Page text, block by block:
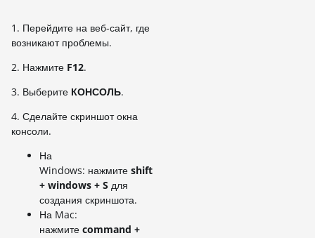
1. Перейдите на веб-сайт, где
возникают проблемы.
2. Нажмите F12.
3. Выберите КОНСОЛЬ.
4. Сделайте скриншот окна
консоли.
На
Windows: нажмите shift
+ windows + S для
создания скриншота.
На Mac:
нажмите command +